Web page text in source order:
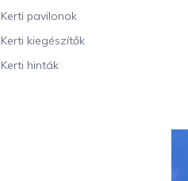
Kerti pavilonok
Kerti kiegészítők
Kerti hinták